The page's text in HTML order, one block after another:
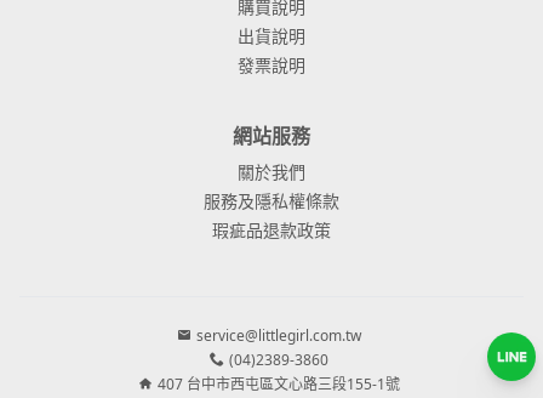
購買說明
出貨說明
發票說明
網站服務
關於我們
服務及隱私權條款
瑕疵品退款政策
service@littlegirl.com.tw
(04)2389-3860
407 台中市西屯區文心路三段155-1號